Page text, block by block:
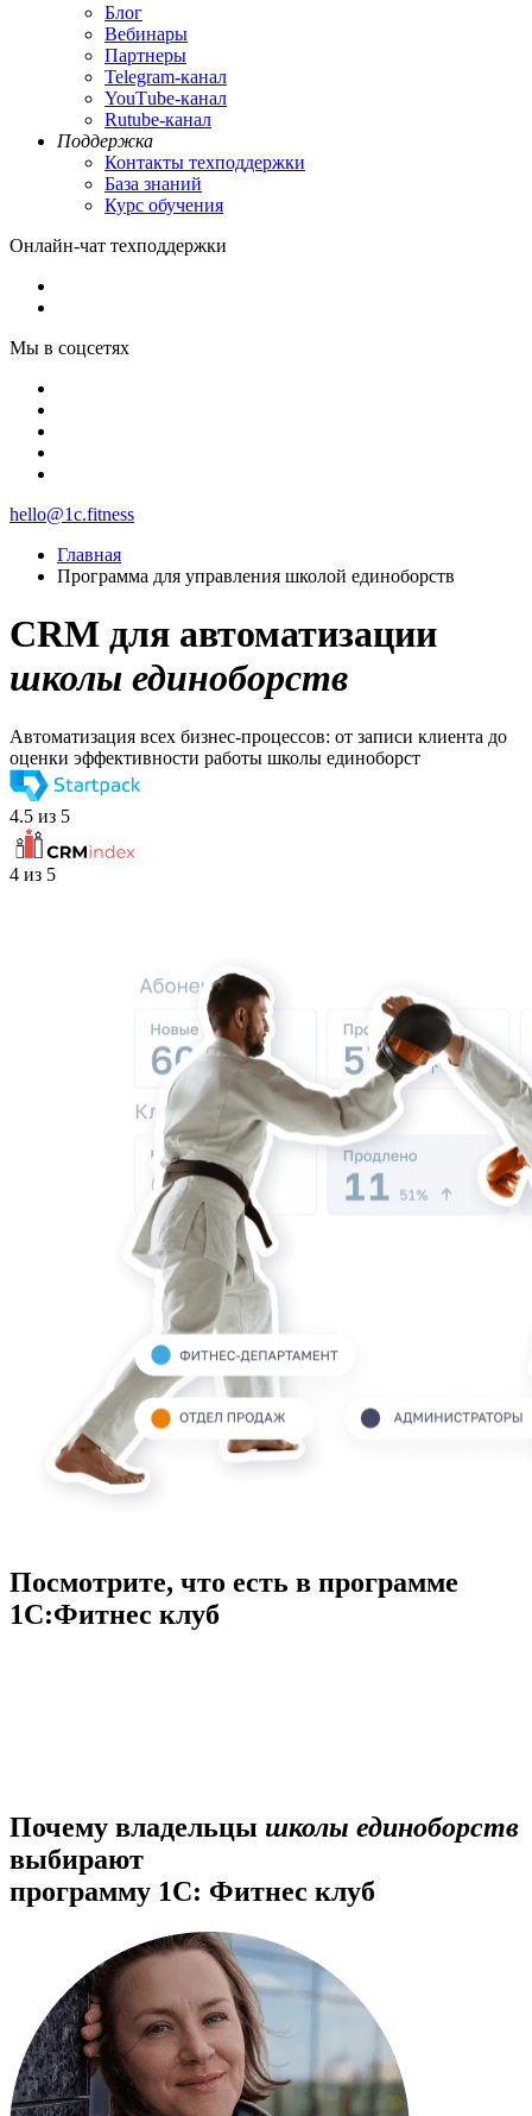
Блог
Вебинары
Партнеры
Теlegram-канал
YouТube-канал
Rutube-канал
Поддержка
Контакты техподдержки
База знаний
Курс обучения
Онлайн-чат техподдержки
Мы в соцсетях
hello@1c.fitness
Главная
Программа для управления школой единоборств
CRM для автоматизации
школы единоборств
Автоматизация всех бизнес-процессов: от записи клиента до
оценки эффективности работы школы единоборст
4.5 из 5
4 из 5
Посмотрите, что есть в программе
1С:Фитнес клуб
Почему владельцы школы единоборств
выбирают
программу 1С: Фитнес клуб